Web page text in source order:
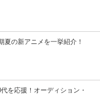
夏の新アニメを一挙紹介！
を応援！オーディション・